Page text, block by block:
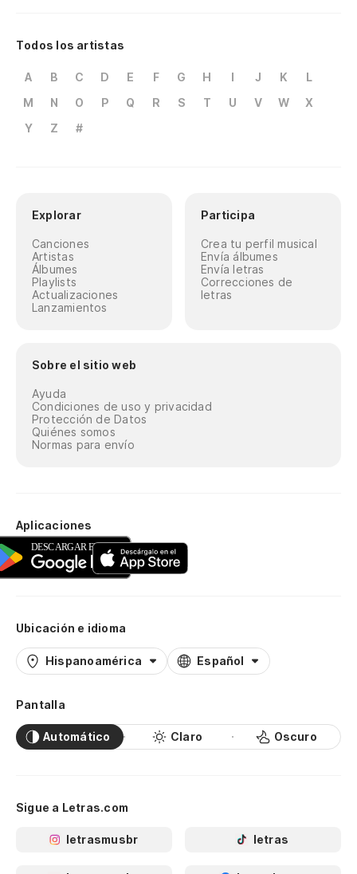
Todos los artistas
A B C D E F G H I J K
L
M
N O P Q R S T U V W
X
Y
Z #
Explorar
Canciones
Artistas
Álbumes
Playlists
Actualizaciones
Lanzamientos
Participa
Crea tu perfil musical
Envía álbumes
Envía letras
Correcciones de
letras
Sobre el sitio web
Ayuda
Condiciones de uso y privacidad
Protección de Datos
Quiénes somos
Normas para envío
Aplicaciones
Ubicación e idioma
Hispanoamérica Español
Pantalla
Automático Claro Oscuro
Sigue a Letras.com
letrasmusbr letras